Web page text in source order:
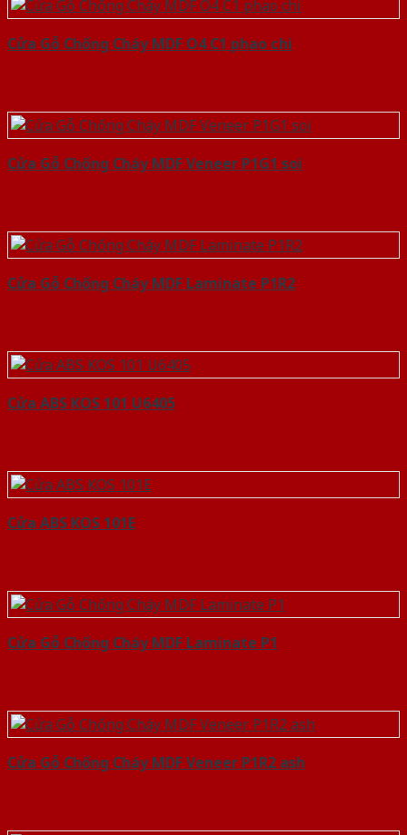
Cửa Gỗ Chống Cháy MDF O4 C1 phao chi
Cửa Gỗ Chống Cháy MDF Veneer P1G1 soi
Cửa Gỗ Chống Cháy MDF Laminate P1R2
Cửa ABS KOS 101 U6405
Cửa ABS KOS 101E
Cửa Gỗ Chống Cháy MDF Laminate P1
Cửa Gỗ Chống Cháy MDF Veneer P1R2 ash